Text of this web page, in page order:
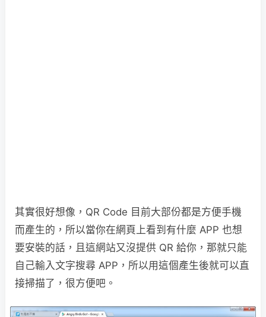
其實很好想像，QR Code 目前大部份都是方便手機
而產生的，所以當你在網頁上看到有什麼 APP 也想
要安裝的話，且這網站又沒提供 QR 給你，那就只能
自己輸入文字搜尋 APP，所以用這個產生後就可以直
接掃描了，很方便吧。